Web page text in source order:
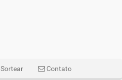
Sortear Contato